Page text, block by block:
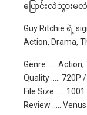
ပြောင်းလဲသွား
Guy Ritchie ရဲ့
Action,
Genre ….. Action,
Quality ….. 720P /
File Size …..
Review ….. Venus